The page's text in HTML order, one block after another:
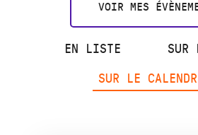
VOIR MES
EN LISTE
SUR
SUR LE